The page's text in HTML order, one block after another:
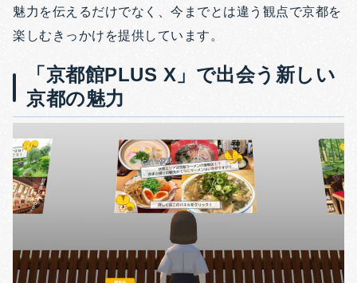
魅力を伝えるだけでなく、今までとは違う観点で京都を
楽しむきっかけを提供しています。
「京都館PLUS X」で出会う新しい
京都の魅力